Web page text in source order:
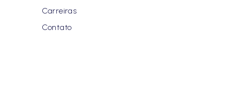
Carreiras
Contato